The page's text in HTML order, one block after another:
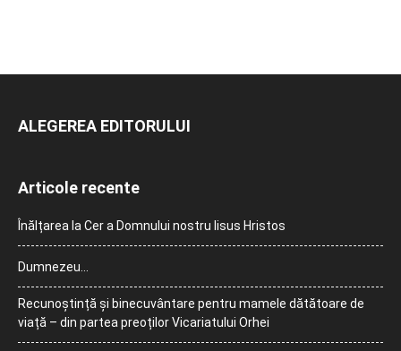
ALEGEREA EDITORULUI
Articole recente
Înălțarea la Cer a Domnului nostru Iisus Hristos
Dumnezeu…
Recunoștință și binecuvântare pentru mamele dătătoare de
viață – din partea preoților Vicariatului Orhei